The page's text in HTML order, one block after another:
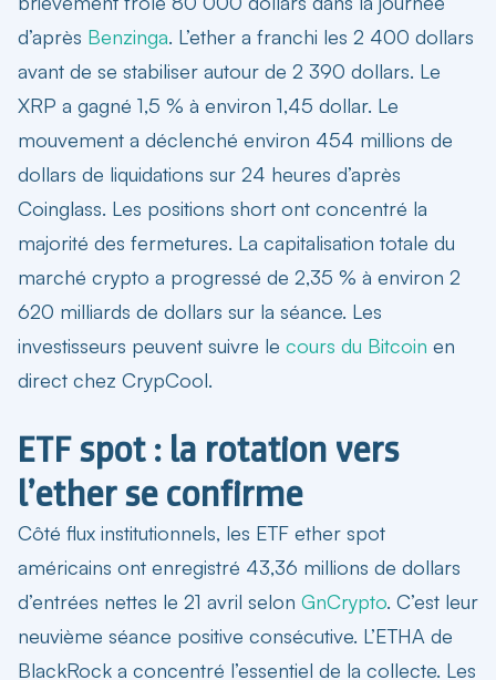
d’après Benzinga. L’ether a franchi les 2 400 dollars
avant de se stabiliser autour de 2 390 dollars. Le
XRP a gagné 1,5 % à environ 1,45 dollar. Le
mouvement a déclenché environ 454 millions de
dollars de liquidations sur 24 heures d’après
Coinglass. Les positions short ont concentré la
majorité des fermetures. La capitalisation totale du
marché crypto a progressé de 2,35 % à environ 2
620 milliards de dollars sur la séance. Les
investisseurs peuvent suivre le cours du Bitcoin en
direct chez CrypCool.
ETF spot : la rotation vers
l’ether se confirme
Côté flux institutionnels, les ETF ether spot
américains ont enregistré 43,36 millions de dollars
d’entrées nettes le 21 avril selon GnCrypto. C’est leur
neuvième séance positive consécutive. L’ETHA de
BlackRock a concentré l’essentiel de la collecte. Les